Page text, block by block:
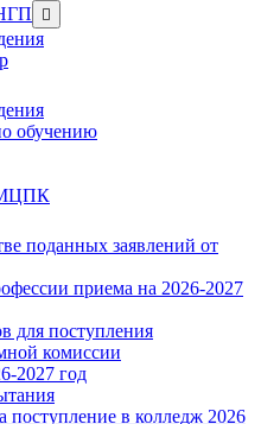
Show
sub
menu
обучению
поданных заявлений от
приема на 2026-2027
для поступления
комиссии
2027 год
поступление в колледж 2026